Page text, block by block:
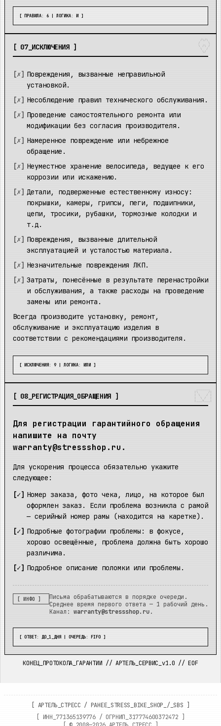
[ ПРАВИЛА: 6 | ЛОГИКА: И ]
/\/\
/    \
\ /\ /
\  /
  \/
[ 07_ ИСКЛЮЧЕНИЯ]
Повреждения, вызванные неправильной
установкой.
Несоблюдение правил технического обслуживания.
Проведение самостоятельного ремонта или
модификации без согласия производителя.
Намеренное повреждение или небрежное
обращение.
Неуместное хранение велосипеда, ведущее к его
коррозии или искажению.
Детали, подверженные естественному износу:
покрышки, камеры, грипсы, пеги, подшипники,
цепи, тросики, рубашки, тормозные колодки и
т.д.
Повреждения, вызванные длительной
эксплуатацией и усталостью материала.
Незначительные повреждения ЛКП.
Затраты, понесённые в результате перенастройки
и обслуживания, а также расходы на проведение
замены или ремонта.
Всегда производите установку, ремонт,
обслуживание и эксплуатацию изделия в
соответствии с рекомендациями производителя.
[ ИСКЛЮЧЕНИЯ: 9 | ЛОГИКА: ИЛИ ]
|\     /|
| \   / |
|  \ /  |
|___V___|
[ 08_ РЕГИСТРАЦИЯ_ОБРАЩЕНИЯ]
Для регистрации гарантийного обращения
напишите на почту
warranty@stressshop.ru .
Для ускорения процесса обязательно укажите
следующее:
Номер заказа, фото чека, лицо, на которое был
оформлен заказ. Если проблема возникла с рамой
— серийный номер рамы (находится на каретке).
Подробные фотографии проблемы: в фокусе,
хорошо освещённые, проблема должна быть хорошо
различима.
Подробное описание поломки или проблемы.
[ ИНФО ]
Письма обрабатываются в порядке очереди.
Среднее время первого ответа — 1 рабочий день.
Канал: warranty@stressshop.ru.
[ ОТВЕТ: ДО_1_ДНЯ | ОЧЕРЕДЬ: FIFO ]
КОНЕЦ_ПРОТОКОЛА_ГАРАНТИИ // АРТЕЛЬ_СЕРВИС_v1.0 // EOF
АРТЕЛЬ_СТРЕСС / РАНЕЕ_STRESS_BIKE_SHOP_/_SBS
[ ИНН_ 771365139776/ ОГРНИП_ 317774600372472